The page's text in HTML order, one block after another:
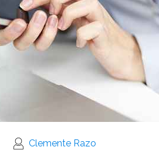
Clemente Razo